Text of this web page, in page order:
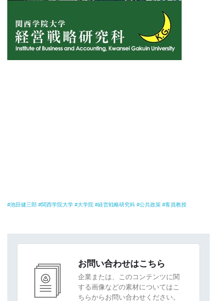
池田健三郎 関西学院大学 大学院 経営戦略研究科 公共政策 客員教授
お問い合わせはこちら
企業または、このコンテンツに関
する画像などの素材についてはこ
ちらからお問い合わせください。